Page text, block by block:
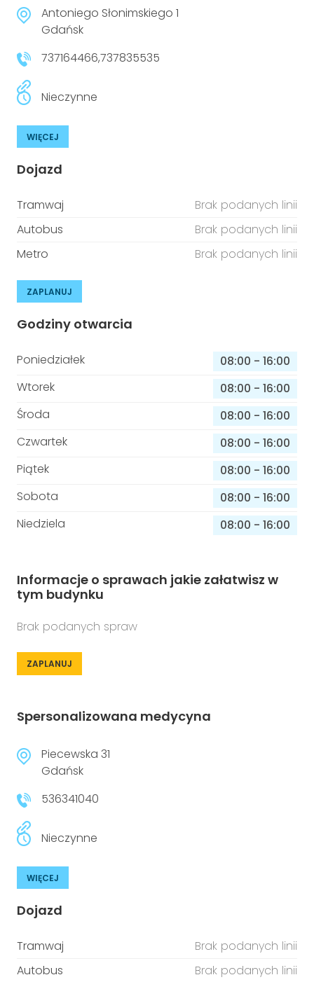
Antoniego Słonimskiego 1
Gdańsk
737164466,737835535
Nieczynne
WIĘCEJ
Dojazd
Tramwaj
Brak podanych linii
Autobus
Brak podanych linii
Metro
Brak podanych linii
ZAPLANUJ
Godziny otwarcia
Poniedziałek 08:00 - 16:00
Wtorek
08:00 - 16:00
Środa
08:00 - 16:00
Czwartek
08:00 - 16:00
Piątek
08:00 - 16:00
Sobota
08:00 - 16:00
Niedziela
08:00 - 16:00
Informacje o sprawach jakie załatwisz w
tym budynku
Brak podanych spraw
ZAPLANUJ
Spersonalizowana medycyna
Piecewska 31
Gdańsk
536341040
Nieczynne
WIĘCEJ
Dojazd
Tramwaj
Brak podanych linii
Autobus
Brak podanych linii